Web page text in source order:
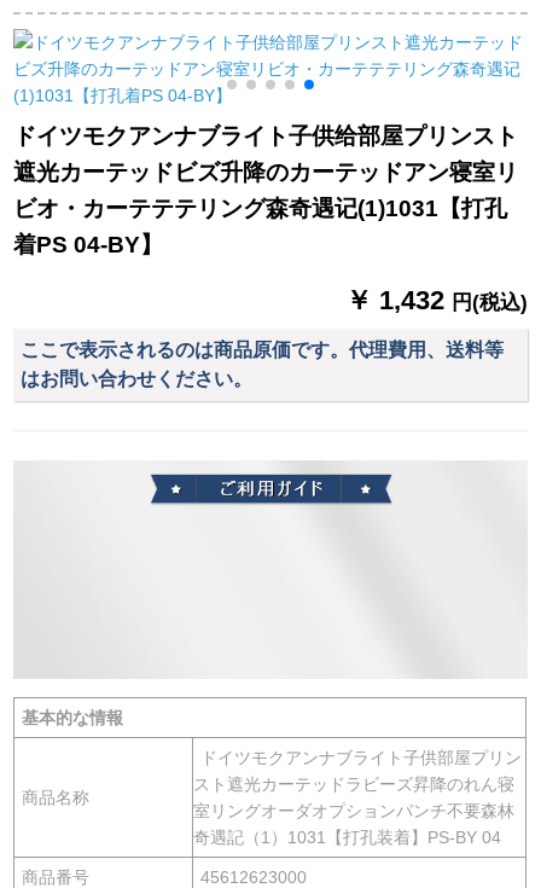
柚木色-ダブルポルは
何メトルですか？
ー子供给部屋遮光カ
ーンブレン-1.5メトル
幅x 2.7高一片
リングリングリング
リングシルバー(明る
いシルバー)一箱40個
ドイツモクアンナブライト子供给部屋プリンスト
遮光カーテッドビズ升降のカーテッドアン寝室リ
ビオ・カーテテテリング森奇遇记(1)1031【打孔
着PS 04-BY】
￥ 1,432 円(税込)
ここで表示されるのは商品原価です。代理費用、送料等
はお問い合わせください。
基本的な情報
商品名称
ドイツモクアンナブライト子供部屋プリン
スト遮光カーテッドラビーズ昇降のれん寝
室リングオーダオプションパンチ不要森林
奇遇記（1）1031【打孔装着】PS-BY 04
商品番号 45612623000